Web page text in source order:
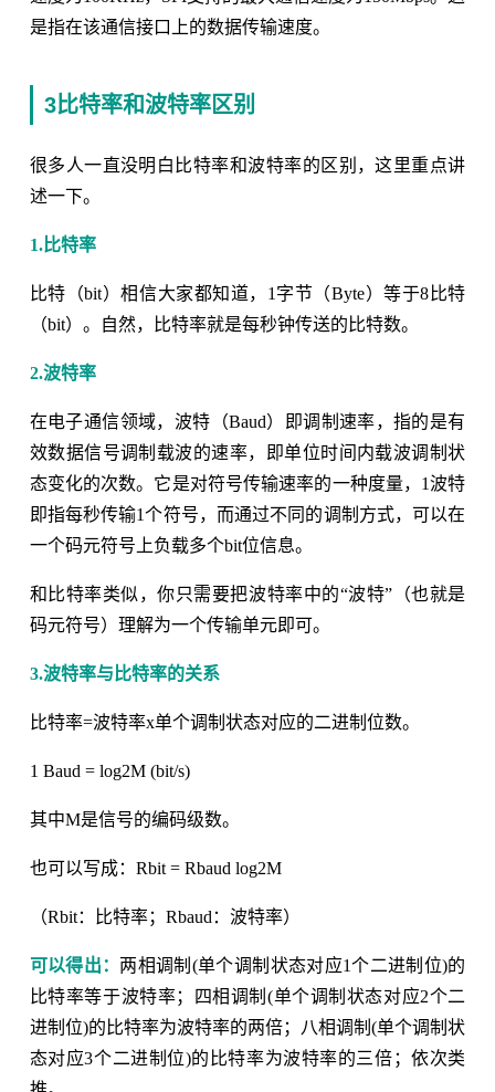
是指在该通信接口上的数据传输速度。
3比特率和波特率区别
很多人一直没明白比特率和波特率的区别，这里重点讲
述一下。
1.比特率
比特（bit）相信大家都知道，1字节（Byte）等于8比特
（bit）。自然，比特率就是每秒钟传送的比特数。
2.波特率
在电子通信领域，波特（Baud）即调制速率，指的是有
效数据信号调制载波的速率，即单位时间内载波调制状
态变化的次数。它是对符号传输速率的一种度量，1波特
即指每秒传输1个符号，而通过不同的调制方式，可以在
一个码元符号上负载多个bit位信息。
和比特率类似，你只需要把波特率中的“波特”（也就是
码元符号）理解为一个传输单元即可。
3.波特率与比特率的关系
比特率=波特率x单个调制状态对应的二进制位数。
1 Baud = log2M (bit/s)
其中M是信号的编码级数。
也可以写成：Rbit = Rbaud log2M
（Rbit：比特率；Rbaud：波特率）
可以得出： 两相调制(单个调制状态对应1个二进制位)的
比特率等于波特率；四相调制(单个调制状态对应2个二
进制位)的比特率为波特率的两倍；八相调制(单个调制状
态对应3个二进制位)的比特率为波特率的三倍；依次类